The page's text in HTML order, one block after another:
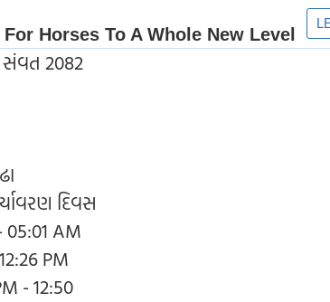
સંવત 2082
દિવસ
05:01 AM
PM
- 12:50